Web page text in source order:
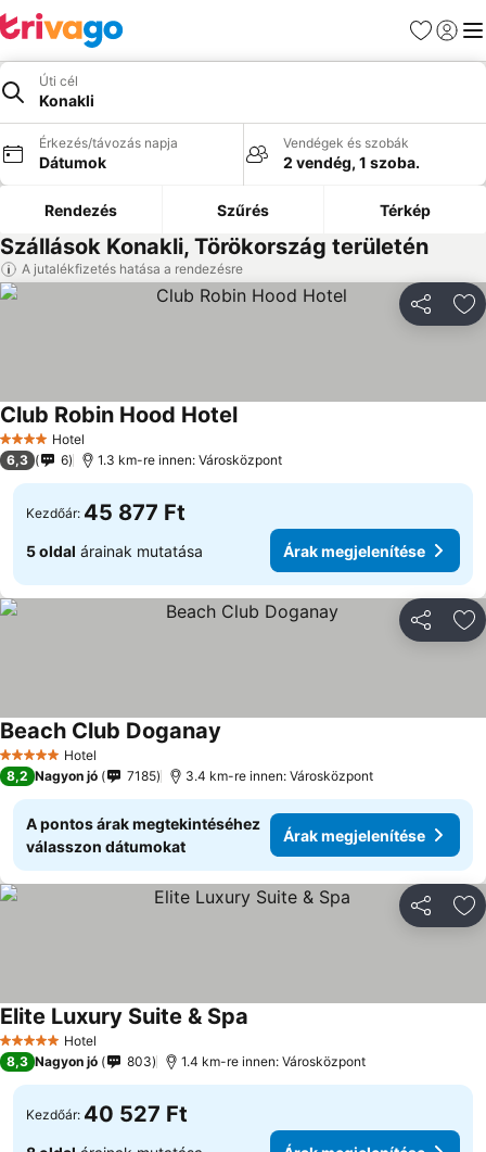
Kedvencek
Úti cél
Konakli
Érkezés/távozás napja
Dátumok
Vendégek és szobák
2 vendég, 1 szoba.
Rendezés Szűrés Térkép
Szállások Konakli, Törökország területén
A jutalékfizetés hatása a rendezésre
4 KategóriaHotel
Club Robin Hood Hotel
6,3 6 1.3 km-re innen: Városközpont
Kezdőár: 45 877 Ft
5 oldal árainak mutatása Árak megjelenítése
5 KategóriaHotel
Beach Club Doganay
8,2 Nagyon jó 7185 3.4 km-re innen: Városközpont
A pontos árak megtekintéséhez
válasszon dátumokat
Árak megjelenítése
5 KategóriaHotel
Elite Luxury Suite & Spa
8,3 Nagyon jó 803 1.4 km-re innen: Városközpont
Kezdőár: 40 527 Ft